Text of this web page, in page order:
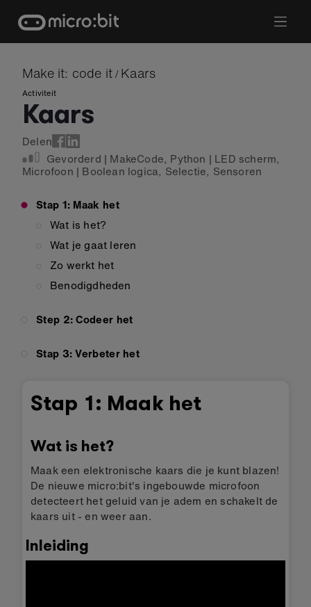
content
Make it: code it / Kaars
Activiteit
Kaars
Delen
Gevorderd | MakeCode, Python | LED scherm,
Microfoon | Boolean logica, Selectie, Sensoren
Stap 1: Maak het
Wat is het?
Wat je gaat leren
Zo werkt het
Benodigdheden
Step 2: Codeer het
Stap 3: Verbeter het
Stap 1: Maak het
Wat is het?
Maak een elektronische kaars die je kunt blazen!
De nieuwe micro:bit's ingebouwde microfoon
detecteert het geluid van je adem en schakelt de
kaars uit - en weer aan.
Inleiding